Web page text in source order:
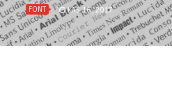
FONT KAS 16, 2017